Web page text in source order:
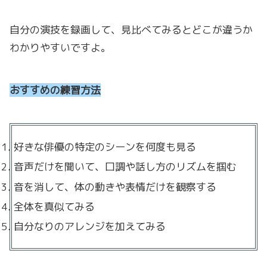
自分の演技を録画して、見比べてみるとどこが違うか
わかりやすいですよ。
おすすめの練習方法
好きな俳優の特定のシーンを何度も見る
音声だけを聞いて、口調や話し方のリズムを掴む
音を消して、体の動きや表情だけを観察する
全体を真似てみる
自分なりのアレンジを加えてみる